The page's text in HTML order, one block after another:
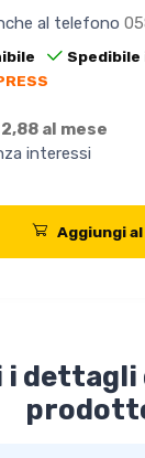
al telefono
Spedibile
al mese
interessi
Aggiungi
i dettagli